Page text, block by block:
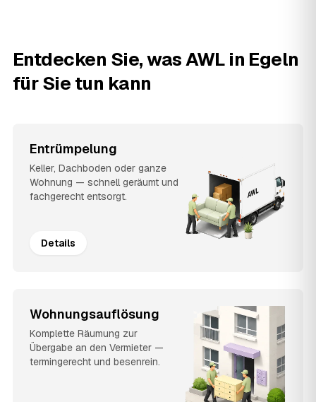
Entdecken Sie, was AWL in Egeln
für Sie tun kann
Entrümpelung
Keller, Dachboden oder ganze
Wohnung — schnell geräumt und
fachgerecht entsorgt.
Details
Wohnungsauflösung
Komplette Räumung zur
Übergabe an den Vermieter —
termingerecht und besenrein.